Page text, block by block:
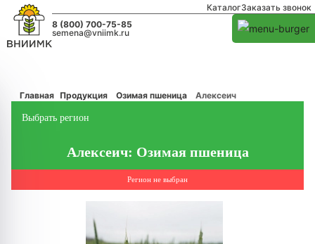
КаталогЗаказать звонок
8 (800) 700-75-85
semena@vniimk.ru
Главная Продукция Озимая пшеница Алексеич
Выбрать регион
Алексеич: Озимая пшеница
Регион не выбран